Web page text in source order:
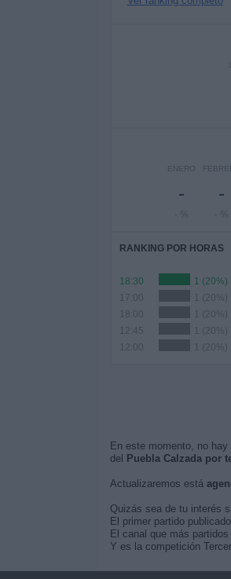
ENERO
-
- %
-
- %
RANKING POR HORAS
18:30
1 (20%)
17:00
1 (20%)
18:00
1 (20%)
12:45
1 (20%)
12:00
1 (20%)
En este momento, no hay
del
Puebla Calzada por
Actualizaremos está
Quizás sea de tu interés
El primer partido
El canal que más
Y es la competición